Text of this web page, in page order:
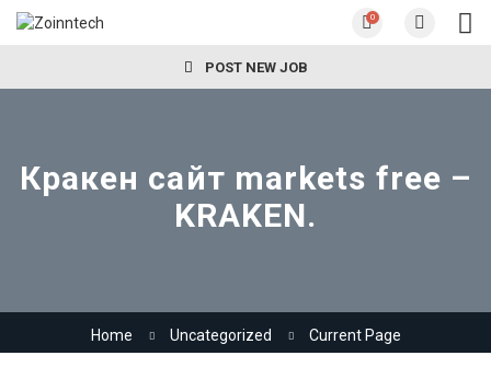
0
POST NEW JOB
Кракен сайт markets free –
KRAKEN.
Home Uncategorized Current Page